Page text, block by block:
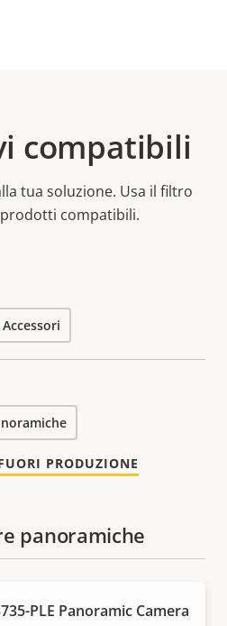
compatibili
tua soluzione. Usa il filtro
compatibili.
Accessori
PRODUZIONE
panoramiche
PLE Panoramic Camera